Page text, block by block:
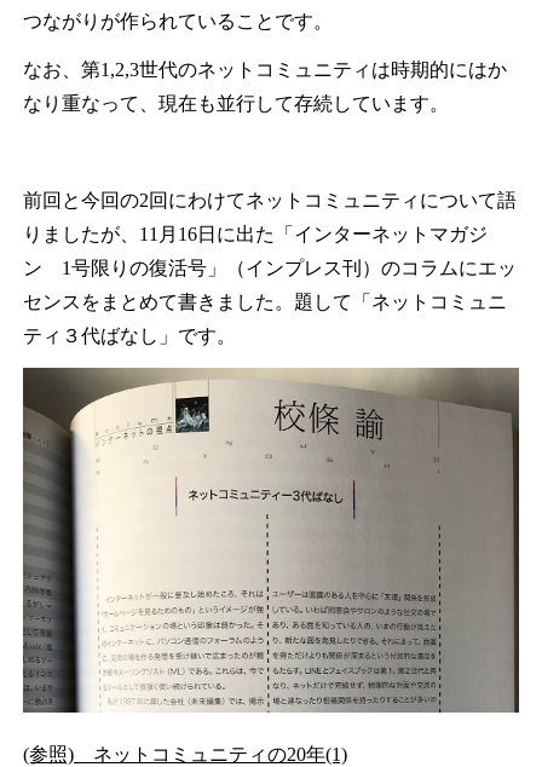
つながりが作られていることです。
なお、第1,2,3世代のネットコミュニティは時期的にはか
なり重なって、現在も並行して存続しています。
前回と今回の2回にわけてネットコミュニティについて語
りましたが、11月16日に出た「インターネットマガジ
ン 1号限りの復活号」（インプレス刊）のコラムにエッ
センスをまとめて書きました。題して「ネットコミュニ
ティ３代ばなし」です。
(参照) ネットコミュニティの20年(1)